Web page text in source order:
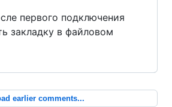
первого подключения
закладку в файловом
earlier comments...